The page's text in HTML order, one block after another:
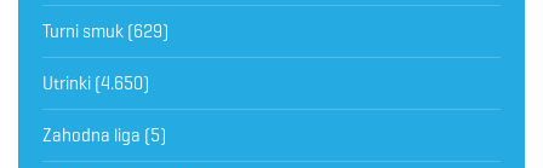
Turni smuk (629)
Utrinki (4.650)
Zahodna liga (5)